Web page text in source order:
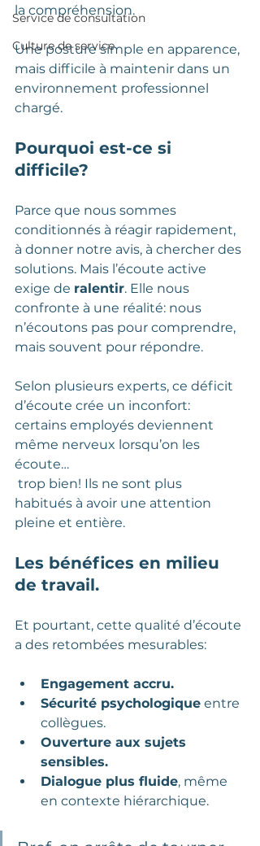
Service de consultation
Culture de service
la compréhension.
Une posture simple en apparence,
mais difficile à maintenir dans un
environnement professionnel
chargé.
Pourquoi est-ce si
difficile?
Parce que nous sommes
conditionnés à réagir rapidement,
à donner notre avis, à chercher des
solutions. Mais l’écoute active
exige de ralentir. Elle nous
confronte à une réalité: nous
n’écoutons pas pour comprendre,
mais souvent pour répondre.
Selon plusieurs experts, ce déficit
d’écoute crée un inconfort:
certains employés deviennent
même nerveux lorsqu’on les
écoute…
habitués à avoir une attention
pleine et entière.
Les bénéfices en milieu
de travail.
Et pourtant, cette qualité d’écoute
a des retombées mesurables:
Engagement accru.
Sécurité psychologique entre
collègues.
Ouverture aux sujets
sensibles.
Dialogue plus fluide, même
en contexte hiérarchique.